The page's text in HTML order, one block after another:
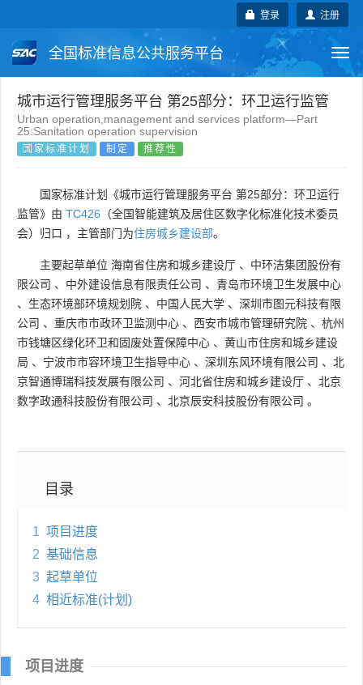
注册
登录
全国标准信息公共服务平台
国家标准 行业标准 地方标准
团体标准 企业标准
城市运行管理服务平台 第25部分：环卫运行监管
Urban operation,management and services platform—Part
25:Sanitation operation supervision
国家标准计划 制定 推荐性
国家标准计划《城市运行管理服务平台 第25部分：环卫运行
监管》由 TC426 （全国智能建筑及居住区数字化标准化技术委员
会）归口 ，主管部门为住房城乡建设部。
主要起草单位 海南省住房和城乡建设厅 、 中环洁集团股份有
限公司 、 中外建设信息有限责任公司 、 青岛市环境卫生发展中心
、 生态环境部环境规划院 、 中国人民大学 、 深圳市图元科技有限
公司 、 重庆市市政环卫监测中心 、 西安市城市管理研究院 、 杭州
市钱塘区绿化环卫和固废处置保障中心 、 黄山市住房和城乡建设
局 、 宁波市市容环境卫生指导中心 、 深圳东风环境有限公司 、 北
京智通博瑞科技发展有限公司 、 河北省住房和城乡建设厅 、 北京
数字政通科技股份有限公司 、 北京辰安科技股份有限公司 。
目录
1 项目进度
2 基础信息
3 起草单位
4 相近标准(计划)
项目进度